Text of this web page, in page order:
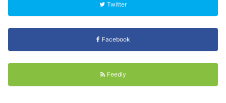
Twitter
Facebook
Feedly